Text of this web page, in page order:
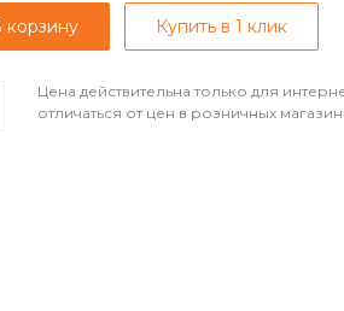
корзину Купить в 1 клик
Цена действительна только для
отличаться от цен в розничных